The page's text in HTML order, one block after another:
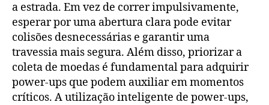
a estrada. Em vez de correr impulsivamente,
esperar por uma abertura clara pode evitar
colisões desnecessárias e garantir uma
travessia mais segura. Além disso, priorizar a
coleta de moedas é fundamental para adquirir
power-ups que podem auxiliar em momentos
críticos. A utilização inteligente de power-ups,